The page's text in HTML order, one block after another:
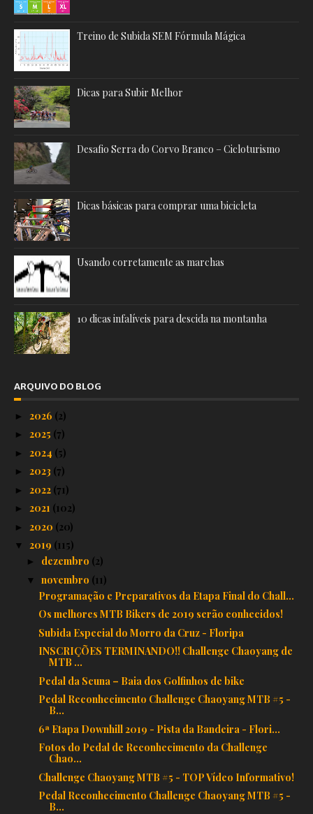
Treino de Subida SEM Fórmula Mágica
Dicas para Subir Melhor
Desafio Serra do Corvo Branco – Cicloturismo
Dicas básicas para comprar uma bicicleta
Usando corretamente as marchas
10 dicas infalíveis para descida na montanha
ARQUIVO DO BLOG
► 2026 (2)
► 2025 (7)
► 2024 (5)
► 2023 (7)
► 2022 (71)
► 2021 (102)
► 2020 (20)
▼ 2019 (115)
► dezembro (2)
▼ novembro (11)
Programação e Preparativos da Etapa Final do Chall...
Os melhores MTB Bikers de 2019 serão conhecidos!
Subida Especial do Morro da Cruz - Floripa
INSCRIÇÕES TERMINANDO!! Challenge Chaoyang de
MTB ...
Pedal da Scuna – Baia dos Golfinhos de bike
Pedal Reconhecimento Challenge Chaoyang MTB #5 -
B...
6ª Etapa Downhill 2019 - Pista da Bandeira - Flori...
Fotos do Pedal de Reconhecimento da Challenge
Chao...
Challenge Chaoyang MTB #5 - TOP Vídeo Informativo!
Pedal Reconhecimento Challenge Chaoyang MTB #5 -
B...